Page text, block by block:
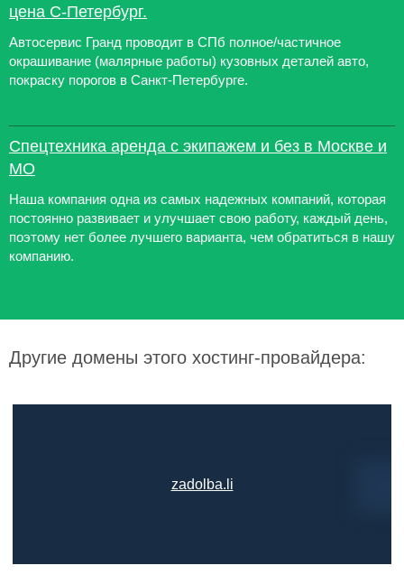
цена С-Петербург.
Автосервис Гранд проводит в СПб полное/частичное
окрашивание (малярные работы) кузовных деталей авто,
покраску порогов в Санкт-Петербурге.
Спецтехника аренда с экипажем и без в Москве и
МО
Наша компания одна из самых надежных компаний, которая
постоянно развивает и улучшает свою работу, каждый день,
поэтому нет более лучшего варианта, чем обратиться в нашу
компанию.
Другие домены этого хостинг-провайдера:
zadolba.li